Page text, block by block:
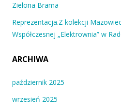
Zielona Brama
Reprezentacja.Z kolekcji
Współczesnej „Elektrownia” w
ARCHIWA
październik 2025
wrzesień 2025